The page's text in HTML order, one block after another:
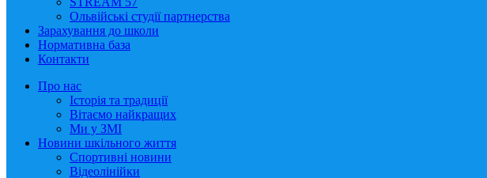
Ольвійські студії партнерства
Зарахування до школи
Нормативна база
Контакти
Про нас
Історія та традиції
Вітаємо найкращих
Ми у ЗМІ
Новини шкільного життя
Спортивні новини
Відеолінійки